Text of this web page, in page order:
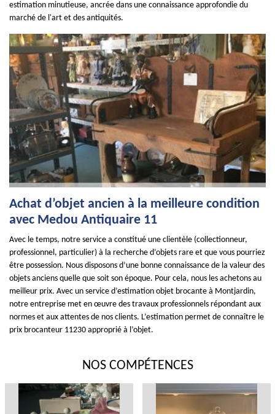
estimation minutieuse, ancrée dans une connaissance approfondie du
marché de l'art et des antiquités.
Achat d’objet ancien à la meilleure condition
avec Medou Antiquaire 11
Avec le temps, notre service a constitué une clientèle (collectionneur,
professionnel, particulier) à la recherche d’objets rare et que vous pourriez
être possession. Nous disposons d’une bonne connaissance de la valeur des
objets anciens quelle que soit son époque. Pour cela, nous les achetons au
meilleur prix. Avec un service d’estimation objet brocante à Montjardin,
notre entreprise met en œuvre des travaux professionnels répondant aux
normes et aux attentes de nos clients. L’estimation permet de connaître le
prix brocanteur 11230 approprié à l’objet.
NOS COMPÉTENCES